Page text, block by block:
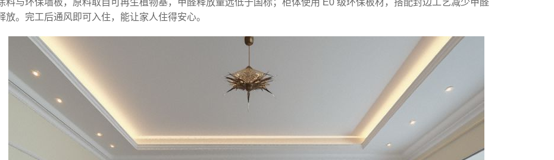
料与环保墙板，原料取自可再生植物基，甲醛释放量远低于国标；柜体使用 E0 级环保板材，搭配封边工艺减少甲醛
放。完工后通风即可入住，能让家人住得安心。